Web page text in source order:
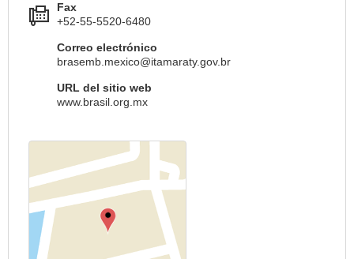
Fax
+52-55-5520-6480
Correo electrónico
brasemb.mexico@itamaraty.gov.br
URL del sitio web
www.brasil.org.mx